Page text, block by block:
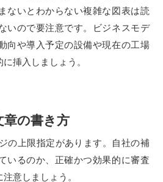
ないとわからない複雑な図表は読
いので要注意です。ビジネスモデ
向や導入予定の設備や現在の工場
挿入しましょう。
章の書き方
の上限指定があります。自社の補
いるのか、正確かつ効果的に審査
意しましょう。